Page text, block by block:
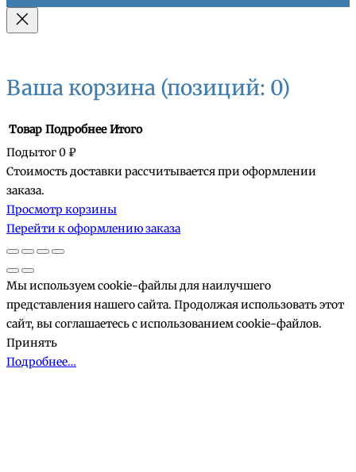
Ваша корзина (позиций: 0)
Товары
в
корзине
Товар Подробнее Итого
Подытог0 ₽
Стоимость доставки рассчитывается при оформлении
заказа.
Просмотр корзины
Перейти к оформлению заказа
Мы используем cookie-файлы для наилучшего
представления нашего сайта. Продолжая использовать этот
сайт, вы соглашаетесь с использованием cookie-файлов.
Принять
Подробнее…